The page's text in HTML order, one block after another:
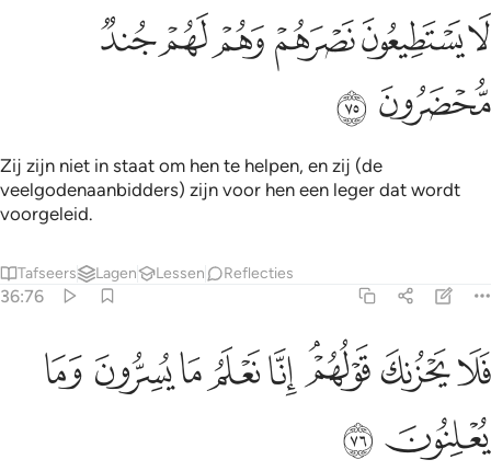
لا يستطيعون نصرهم وهم لهم جند محضرون ٧٥
لَا يَسْتَطِيعُونَ نَصْرَهُمْ وَهُمْ لَهُمْ جُندٌۭ مُّحْضَرُونَ ٧٥
ﱥﱦﱧﱨﱩﱪ
ﱫ ﱬ
Zij zijn niet in staat om hen te helpen, en zij (de
veelgodenaanbidders) zijn voor hen een leger dat wordt
voorgeleid.
Tafseers Lagen Lessen Reflecties
36:76
فلا يحزنك قولهم انا نعلم ما يسرون وما يعلنون ٧٦
فَلَا يَحْزُنكَ قَوْلُهُمْ ۘ إِنَّا نَعْلَمُ مَا يُسِرُّونَ وَمَا يُعْلِنُونَ ٧٦
ﱭﱮﱯﱰﱱﱲﱳﱴ ﱵ
ﱶﱷ